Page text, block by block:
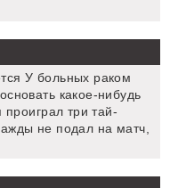
У больных раком
какое-нибудь
проиграл три тай-
не подал на матч,